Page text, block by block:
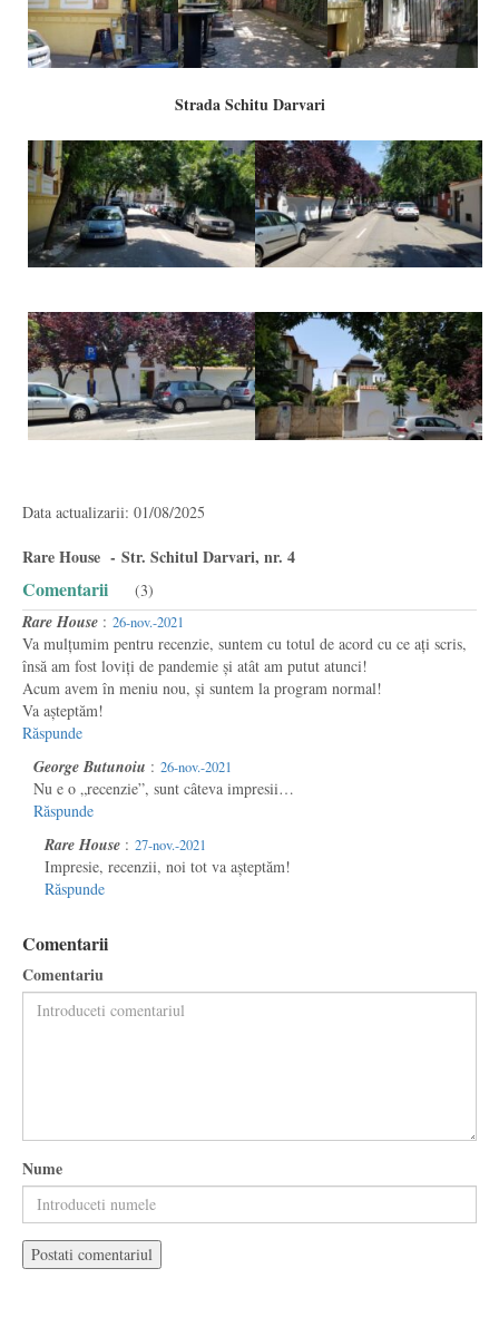
Strada Schitu Darvari
Data actualizarii: 01/08/2025
Rare House - Str. Schitul Darvari, nr. 4
Comentarii (3)
Rare House : 26-nov.-2021
Va mulțumim pentru recenzie, suntem cu totul de acord cu ce ați scris,
însă am fost loviți de pandemie și atât am putut atunci!
Acum avem în meniu nou, și suntem la program normal!
Va așteptăm!
Răspunde
George Butunoiu : 26-nov.-2021
Nu e o „recenzie”, sunt câteva impresii…
Răspunde
Rare House : 27-nov.-2021
Impresie, recenzii, noi tot va așteptăm!
Răspunde
Comentarii
Comentariu
Nume